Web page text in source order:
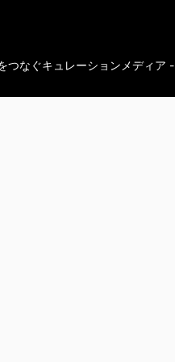
つなぐキュレーションメディア -